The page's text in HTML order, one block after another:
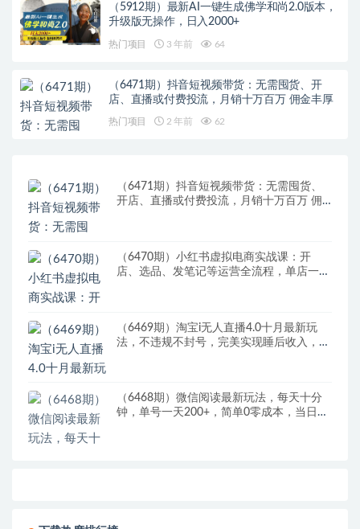
（5912期）最新AI一键生成佛学和尚2.0版本，
升级版无操作，日入2000+
热门项目 3 年前 64
（6471期）抖音短视频带货：无需囤货、开
店、直播或付费投流，月销十万百万 佣金丰厚
热门项目 2 年前 62
（6471期）抖音短视频带货：无需囤货、
开店、直播或付费投流，月销十万百万 佣
（6470期）小红书虚拟电商实战课：开
店、选品、发笔记等运营全流程，单店一天
（6469期）淘宝i无人直播4.0十月最新玩
法，不违规不封号，完美实现睡后收入，日
（6468期）微信阅读最新玩法，每天十分
钟，单号一天200+，简单0零成本，当日提